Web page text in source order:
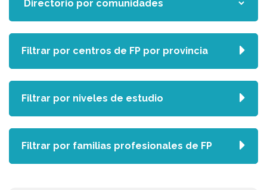
Filtrar por centros de FP por provincia
Filtrar por niveles de estudio
Filtrar por familias profesionales de FP